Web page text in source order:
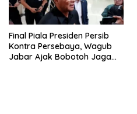
Final Piala Presiden Persib
Kontra Persebaya, Wagub
Jabar Ajak Bobotoh Jaga